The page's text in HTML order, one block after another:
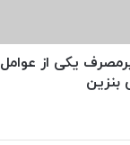
یکی از عوامل
بنزین